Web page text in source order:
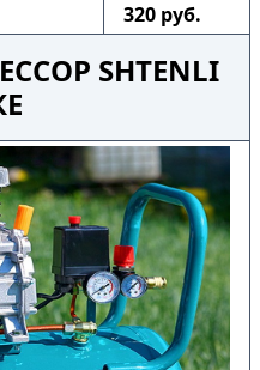
320 руб.
SHTENLI